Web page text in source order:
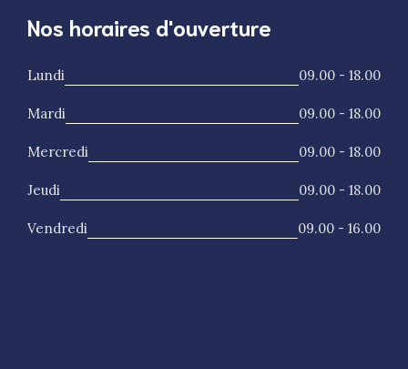
Nos horaires d'ouverture
Lundi 09.00 - 18.00
Mardi 09.00 - 18.00
Mercredi 09.00 - 18.00
Jeudi 09.00 - 18.00
Vendredi 09.00 - 16.00